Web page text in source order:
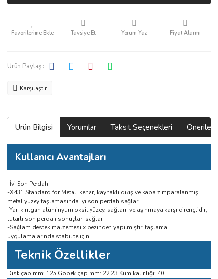
Tavsiye Et Yorum Yaz Fiyat Alarmı
Ürün Paylaş :
Karşılaştır
Ürün Bilgisi Yorumlar Taksit Seçenekleri
Kullanıcı Avantajları
-İyi Son Perdah
-X431 Standard for Metal, kenar, kaynaklı dikiş ve kaba zımparalanmış
metal yüzey taşlamasında iyi son perdah sağlar
-Yarı kırılgan alüminyum oksit yüzey, sağlam ve aşınmaya karşı dirençlidir,
tutarlı son perdah sonuçları sağlar
-Sağlam destek malzemesi x bezinden yapılmıştır: taşlama
uygulamalarında stabilite için
Teknik Özellikler
Disk çap mm: 125 Göbek çap mm: 22,23 Kum kalınlığı: 40